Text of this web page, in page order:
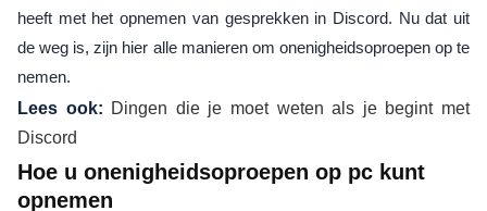
heeft met het opnemen van gesprekken in Discord. Nu dat uit
de weg is, zijn hier alle manieren om onenigheidsoproepen op te
nemen.
Lees ook: Dingen die je moet weten als je begint met
Discord
Hoe u onenigheidsoproepen op pc kunt
opnemen